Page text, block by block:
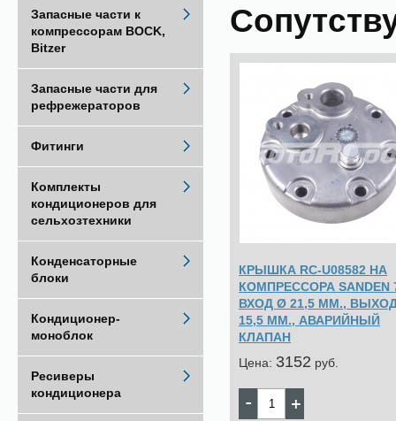
КРЫШКА RC-U08582 НА
КОМПРЕССОРА SANDEN
ВХОД Ø 21,5 ММ.,
15,5 ММ., АВАРИЙНЫЙ
КЛАПАН
Цена: 3152 pуб.
Запасные части к
компрессорам BOCK,
Bitzer
Запасные части для
рефрежераторов
Фитинги
Комплекты
кондиционеров для
сельхозтехники
Конденсаторные
блоки
Кондиционер-
моноблок
Ресиверы
кондиционера